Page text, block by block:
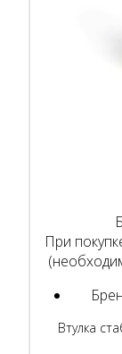
При
Втулка